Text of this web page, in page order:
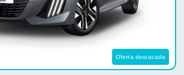
Oferta destacada